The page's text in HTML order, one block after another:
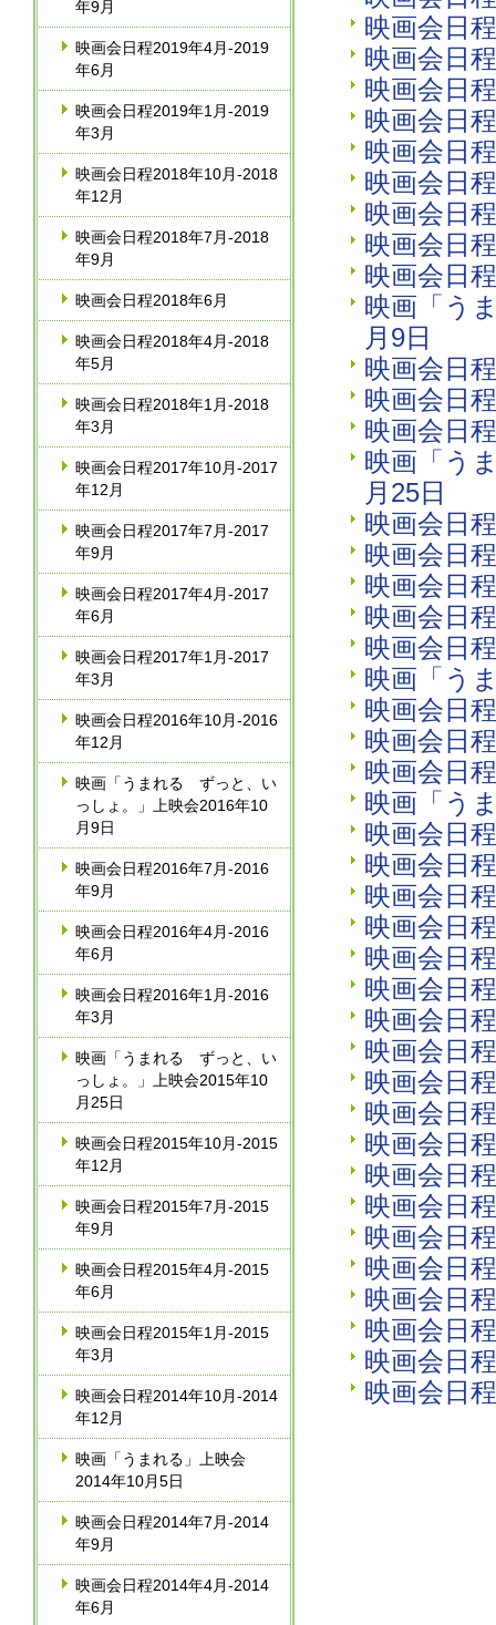
年9月
映画会日程2019年4月‐2019
年6月
映画会日程2019年1月‐2019
年3月
映画会日程2018年10月‐2018
年12月
映画会日程2018年7月‐2018
年9月
映画会日程2018年6月
映画会日程2018年4月‐2018
年5月
映画会日程2018年1月‐2018
年3月
映画会日程2017年10月‐2017
年12月
映画会日程2017年7月‐2017
年9月
映画会日程2017年4月‐2017
年6月
映画会日程2017年1月‐2017
年3月
映画会日程2016年10月‐2016
年12月
映画「うまれる ずっと、い
っしょ。」上映会2016年10
月9日
映画会日程2016年7月‐2016
年9月
映画会日程2016年4月‐2016
年6月
映画会日程2016年1月‐2016
年3月
映画「うまれる ずっと、い
っしょ。」上映会2015年10
月25日
映画会日程2015年10月‐2015
年12月
映画会日程2015年7月‐2015
年9月
映画会日程2015年4月‐2015
年6月
映画会日程2015年1月‐2015
年3月
映画会日程2014年10月‐2014
年12月
映画「うまれる」上映会
2014年10月5日
映画会日程2014年7月‐2014
年9月
映画会日程2014年4月‐2014
年6月
映画会日
映画会日
映画会日
映画会日
映画会日
映画会日
映画会日
映画会日
映画会日
映画「う
月9日
映画会日
映画会日
映画会日
映画「う
月25日
映画会日
映画会日
映画会日
映画会日
映画会日
映画「う
映画会日
映画会日
映画会日
映画「う
映画会日
映画会日
映画会日
映画会日
映画会日
映画会日
映画会日
映画会日
映画会日
映画会日
映画会日
映画会日
映画会日
映画会日
映画会日
映画会日
映画会日
映画会日
映画会日